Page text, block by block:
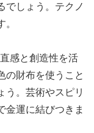
でしょう。テクノ
感と創造性を活
の財布を使うこと
う。芸術やスピリ
金運に結びつきま